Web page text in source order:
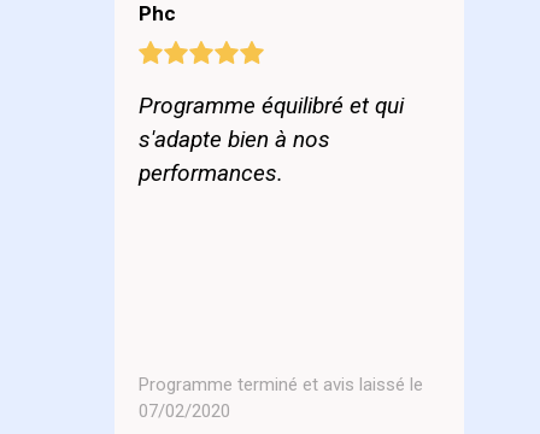
Phc
Programme équilibré et qui
s'adapte bien à nos
performances.
Programme terminé et avis laissé le
07/02/2020